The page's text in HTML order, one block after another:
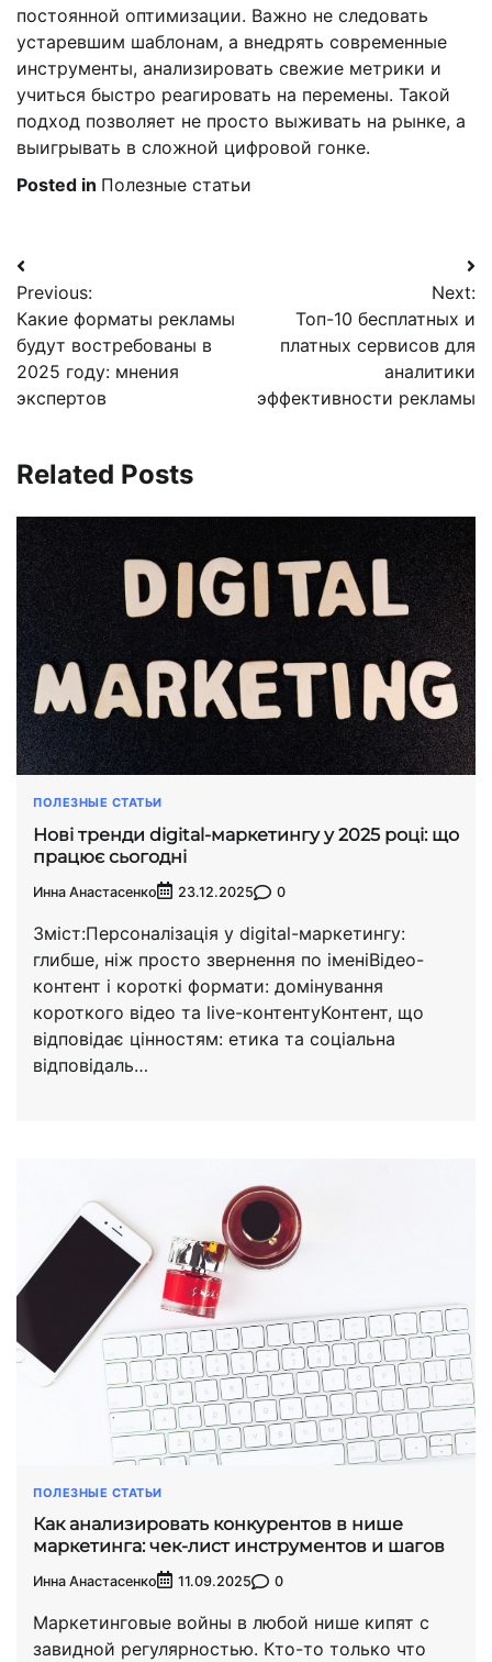
постоянной оптимизации. Важно не следовать
устаревшим шаблонам, а внедрять современные
инструменты, анализировать свежие метрики и
учиться быстро реагировать на перемены. Такой
подход позволяет не просто выживать на рынке, а
выигрывать в сложной цифровой гонке.
Posted in Полезные статьи
Навигация
по
записям
Previous:
Какие форматы рекламы
будут востребованы в
2025 году: мнения
экспертов
Next:
Топ-10 бесплатных и
платных сервисов для
аналитики
эффективности рекламы
Related Posts
ПОЛЕЗНЫЕ СТАТЬИ
Нові тренди digital-маркетингу у 2025 році: що
працює сьогодні
Инна Анастасенко 23.12.2025 0
Зміст:Персоналізація у digital-маркетингу:
глибше, ніж просто звернення по іменіВідео-
контент і короткі формати: домінування
короткого відео та live-контентуКонтент, що
відповідає цінностям: етика та соціальна
відповідаль…
ПОЛЕЗНЫЕ СТАТЬИ
Как анализировать конкурентов в нише
маркетинга: чек-лист инструментов и шагов
Инна Анастасенко 11.09.2025 0
Маркетинговые войны в любой нише кипят с
завидной регулярностью. Кто-то только что